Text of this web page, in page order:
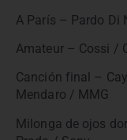
A París – Pardo Di
Amateur – Cossi /
Canción final –
Mendaro / MMG
Milonga de ojos